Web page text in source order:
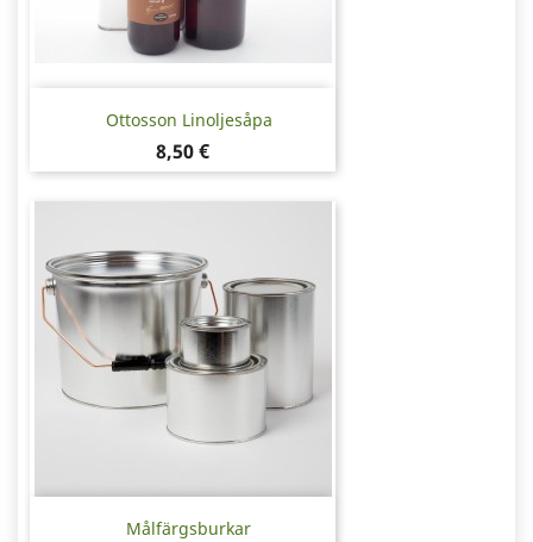
Ottosson Linoljesåpa
Pris
8,50 €
Målfärgsburkar